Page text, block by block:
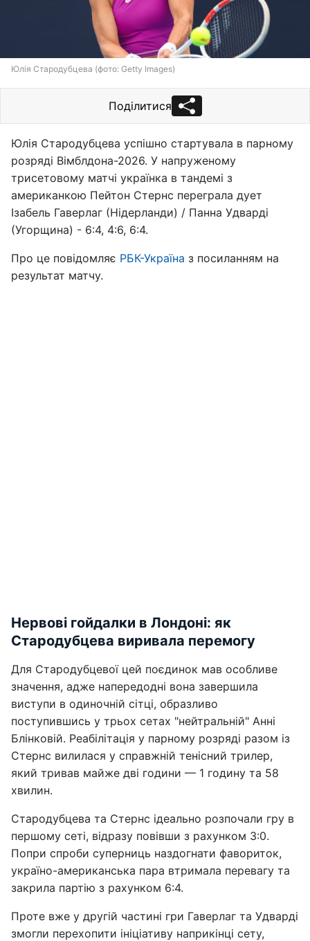
Юлія Стародубцева (фото: Getty Images)
Поділитися
Юлія Стародубцева успішно стартувала в парному
розряді Вімблдона-2026. У напруженому
трисетовому матчі українка в тандемі з
американкою Пейтон Стернс переграла дует
Ізабель Гаверлаг (Нідерланди) / Панна Удварді
(Угорщина) - 6:4, 4:6, 6:4.
Про це повідомляє РБК-Україна з посиланням на
результат матчу.
Нервові гойдалки в Лондоні: як
Стародубцева виривала перемогу
Для Стародубцевої цей поєдинок мав особливе
значення, адже напередодні вона завершила
виступи в одиночній сітці, образливо
поступившись у трьох сетах "нейтральній" Анні
Блінковій. Реабілітація у парному розряді разом із
Стернс вилилася у справжній тенісний трилер,
який тривав майже дві години — 1 годину та 58
хвилин.
Стародубцева та Стернс ідеально розпочали гру в
першому сеті, відразу повівши з рахунком 3:0.
Попри спроби суперниць наздогнати фавориток,
україно-американська пара втримала перевагу та
закрила партію з рахунком 6:4.
Проте вже у другій частині гри Гаверлаг та Удварді
змогли перехопити ініціативу наприкінці сету,